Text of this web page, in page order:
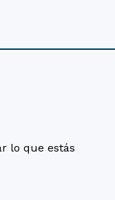
lo que estás